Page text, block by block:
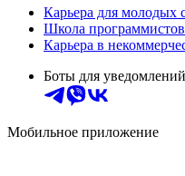
Карьера для молодых
Школа программистов
Карьера в
Боты для уведомлений
Мобильное приложение